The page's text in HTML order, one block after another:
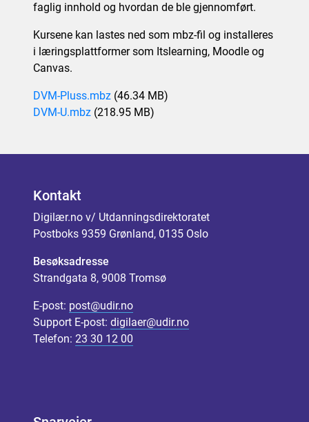
faglig innhold og hvordan de ble gjennomført.
Kursene kan lastes ned som mbz-fil og installeres
i læringsplattformer som Itslearning, Moodle og
Canvas.
Fil
DVM-Pluss.mbz (46.34 MB)
Fil
DVM-U.mbz (218.95 MB)
Kontakt
Digilær.no v/ Utdanningsdirektoratet
Postboks 9359 Grønland, 0135 Oslo
Besøksadresse
Strandgata 8, 9008 Tromsø
E-post: post@udir.no
Support E-post: digilaer@udir.no
Telefon: 23 30 12 00